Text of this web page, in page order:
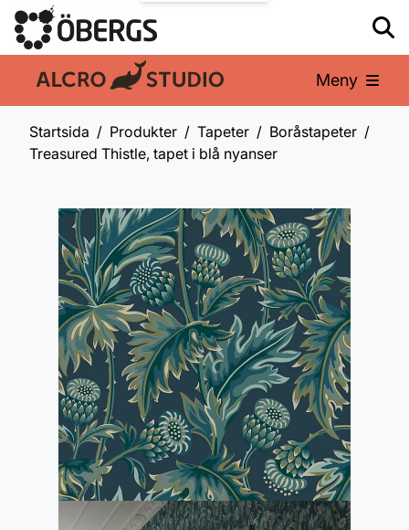
En del av: Meny
Startsida Produkter Tapeter
Boråstapeter
Treasured Thistle, tapet i blå nyanser